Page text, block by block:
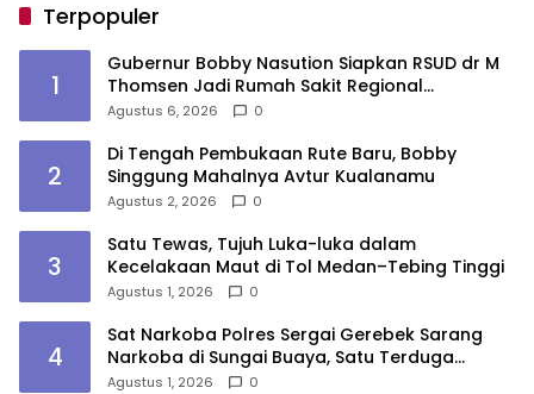
Terpopuler
1
Gubernur Bobby Nasution Siapkan RSUD dr M
Thomsen Jadi Rumah Sakit Regional
Kepulauan Nias
Agustus 6, 2026 0
2
Di Tengah Pembukaan Rute Baru, Bobby
Singgung Mahalnya Avtur Kualanamu
Agustus 2, 2026 0
3
Satu Tewas, Tujuh Luka-luka dalam
Kecelakaan Maut di Tol Medan–Tebing Tinggi
Agustus 1, 2026 0
4
Sat Narkoba Polres Sergai Gerebek Sarang
Narkoba di Sungai Buaya, Satu Terduga
Pelaku Diamankan
Agustus 1, 2026 0